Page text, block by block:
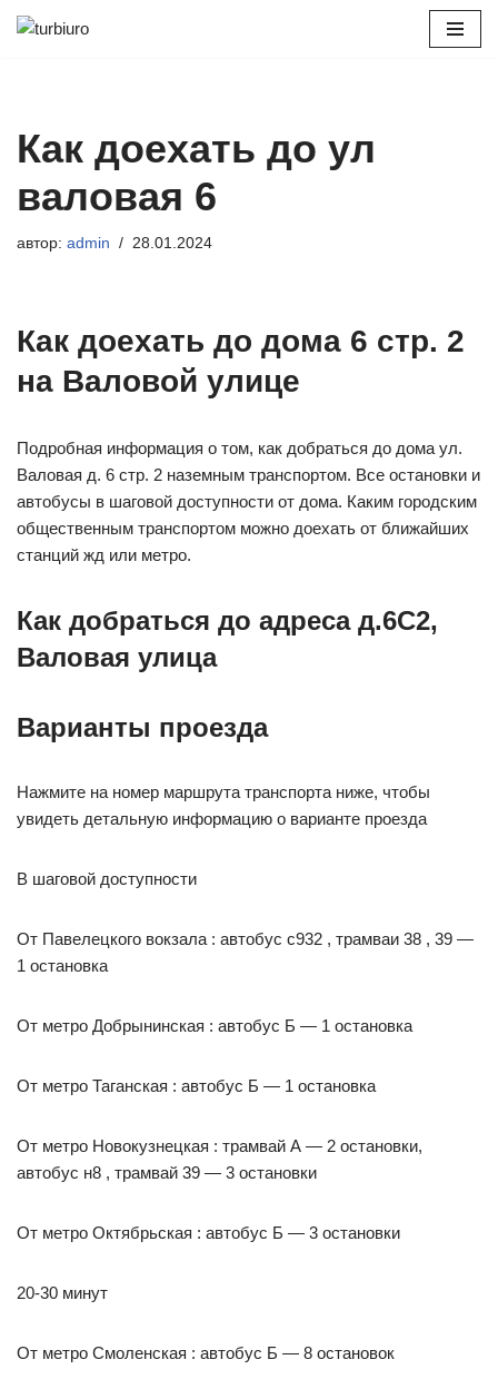
Как доехать до ул
валовая 6
автор: admin 28.01.2024
Как доехать до дома 6 стр. 2
на Валовой улице
Подробная информация о том, как добраться до дома ул.
Валовая д. 6 стр. 2 наземным транспортом. Все остановки и
автобусы в шаговой доступности от дома. Каким городским
общественным транспортом можно доехать от ближайших
станций жд или метро.
Как добраться до адреса д.6С2,
Валовая улица
Варианты проезда
Нажмите на номер маршрута транспорта ниже, чтобы
увидеть детальную информацию о варианте проезда
В шаговой доступности
От Павелецкого вокзала : автобус с932 , трамваи 38 , 39 —
1 остановка
От метро Добрынинская : автобус Б — 1 остановка
От метро Таганская : автобус Б — 1 остановка
От метро Новокузнецкая : трамвай А — 2 остановки,
автобус н8 , трамвай 39 — 3 остановки
От метро Октябрьская : автобус Б — 3 остановки
20-30 минут
От метро Смоленская : автобус Б — 8 остановок